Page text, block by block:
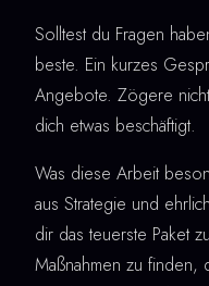
Solltest du Fragen
beste. Ein kurzes
Angebote. Zögere
dich etwas beschäftigt.
Was diese Arbeit
aus Strategie und
dir das teuerste Paket
Maßnahmen zu finden,